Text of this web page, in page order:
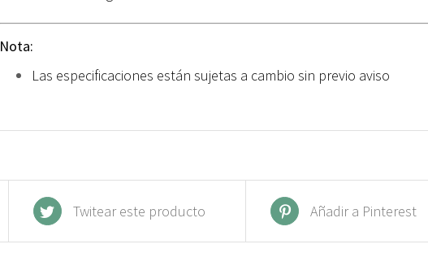
Nota:
Las especificaciones están sujetas a cambio sin previo aviso
Twitear este producto Añadir a Pinterest